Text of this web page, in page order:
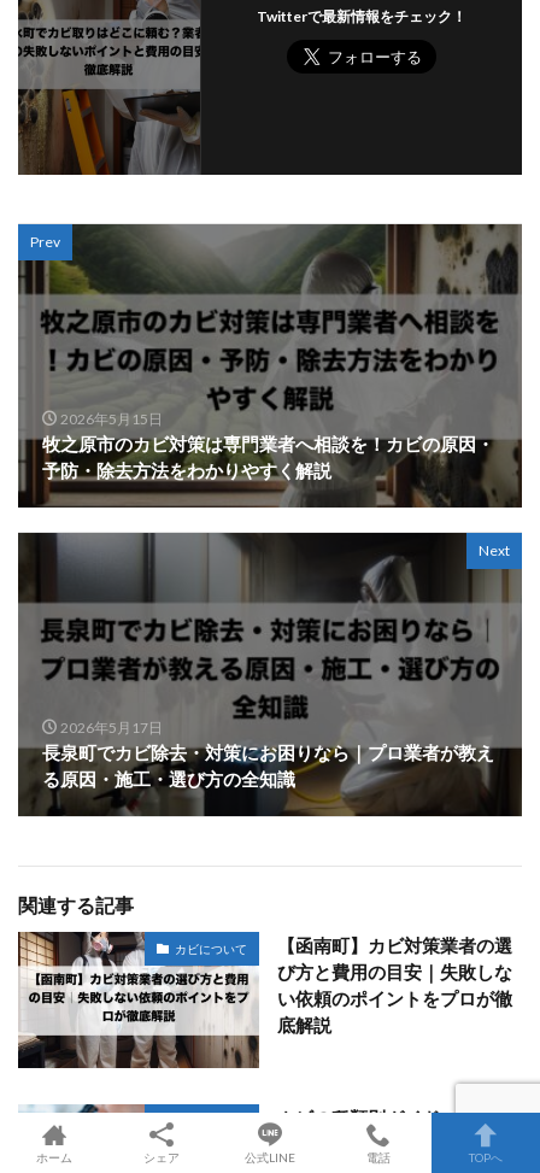
Twitterで最新情報をチェック！
Prev
2026年5月15日
牧之原市のカビ対策は専門業者へ相談を！カビの原因・
予防・除去方法をわかりやすく解説
Next
2026年5月17日
長泉町でカビ除去・対策にお困りなら｜プロ業者が教え
る原因・施工・選び方の全知識
関連する記事
カビについて
【函南町】カビ対策業者の選
び方と費用の目安｜失敗しな
い依頼のポイントをプロが徹
底解説
カビの種類別ガイド：危険性
とその特徴を徹底解説
ホーム シェア 公式LINE 電話 TOPへ